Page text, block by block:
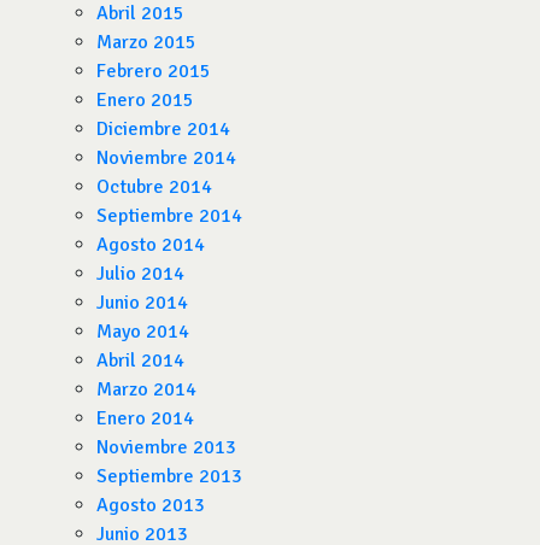
Abril 2015
Marzo 2015
Febrero 2015
Enero 2015
Diciembre 2014
Noviembre 2014
Octubre 2014
Septiembre 2014
Agosto 2014
Julio 2014
Junio 2014
Mayo 2014
Abril 2014
Marzo 2014
Enero 2014
Noviembre 2013
Septiembre 2013
Agosto 2013
Junio 2013